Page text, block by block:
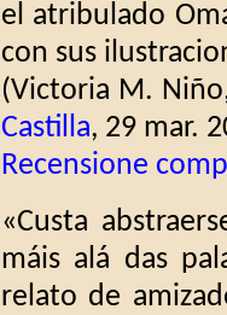
el atribulado
con sus
(Victoria M.
Castilla, 29 mar.
Recensione
«Custa
máis alá das
relato de